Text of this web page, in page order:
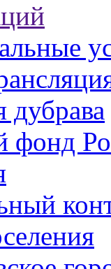
дубрава
фонд